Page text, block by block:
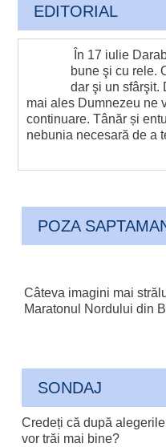
EDITORIAL
În 17 iulie
bune şi cu rele.
dar şi un sfârşit.
mai ales Dumnezeu ne
continuare. Tânăr și
nebunia necesară de a
POZA
Câteva imagini mai
Maratonul Nordului din
SONDAJ
Credeți că după
vor trăi mai bine?